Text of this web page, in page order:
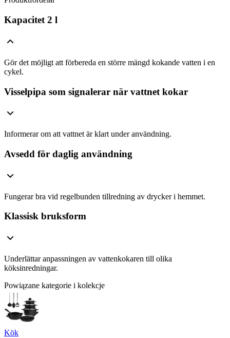
Kapacitet 2 l
Gör det möjligt att förbereda en större mängd kokande vatten i en
cykel.
Visselpipa som signalerar när vattnet kokar
Informerar om att vattnet är klart under användning.
Avsedd för daglig användning
Fungerar bra vid regelbunden tillredning av drycker i hemmet.
Klassisk bruksform
Underlättar anpassningen av vattenkokaren till olika
köksinredningar.
Powiązane kategorie i kolekcje
Kök